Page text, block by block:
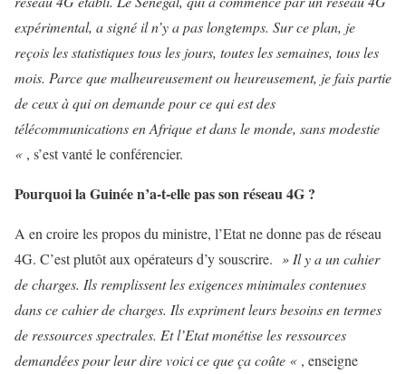
expérimental, a signé il n’y a pas longtemps. Sur ce plan, je
reçois les statistiques tous les jours, toutes les semaines, tous les
mois. Parce que malheureusement ou heureusement, je fais partie
de ceux à qui on demande pour ce qui est des
télécommunications en Afrique et dans le monde, sans modestie
« , s’est vanté le conférencier.
Pourquoi la Guinée n’a-t-elle pas son réseau 4G ?
A en croire les propos du ministre, l’Etat ne donne pas de réseau
4G. C’est plutôt aux opérateurs d’y souscrire. » Il y a un cahier
de charges. Ils remplissent les exigences minimales contenues
dans ce cahier de charges. Ils expriment leurs besoins en termes
de ressources spectrales. Et l’Etat monétise les ressources
demandées pour leur dire voici ce que ça coûte « , enseigne